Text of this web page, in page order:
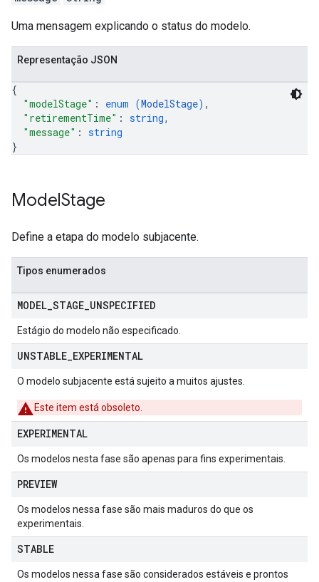
Uma mensagem explicando o status do modelo.
Representação JSON
{
"modelStage" : enum (ModelStage) ,
"retirementTime" : string,
"message" : string
}
ModelStage
Define a etapa do modelo subjacente.
Tipos enumerados
MODEL STAGE UNSPECIFIED
Estágio do modelo não especificado.
UNSTABLE EXPERIMENTAL
O modelo subjacente está sujeito a muitos ajustes.
Este item está obsoleto.
EXPERIMENTAL
Os modelos nesta fase são apenas para fins experimentais.
PREVIEW
Os modelos nessa fase são mais maduros do que os
experimentais.
STABLE
Os modelos nessa fase são considerados estáveis e prontos